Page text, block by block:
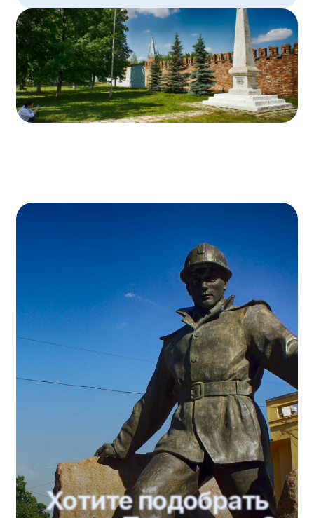
Контакты
+7 (967) 378-77-20
+7 (939) 734-19-00
+7 (843) 526-05-35
mk-travel2006@mail.ru
г.Казань, ул. Парижской Коммуны, 14,
офис 4Б
Мы в реестре туроператоров
РТО 012995
© 2026 ООО «МК-Травел». Все права защищены.
Политика обработки персональных
данных
Согласие на обработку персональных данных
Разработка
сайта